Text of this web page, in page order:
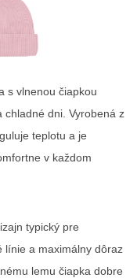
s vlnenou čiapkou
chladné dni. Vyrobená z
teplotu a je
v každom
typický pre
línie a maximálny dôraz
lemu čiapka dobre